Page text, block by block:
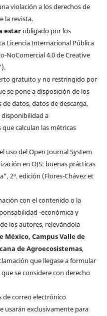
violación a los derechos de
la revista.
estarobligado por los
Licencia Internacional Pública
NoComercial 4.0 de Creative
gratuito y no restringido por
se pone a disposición de los
datos, datos de descarga,
disponibilidad a
calculan las métricas
uso del Open Journal System
en OJS: buenas prácticas
2ª. edición (Flores-Chávez et
con el contenido o la
-económica y
los autores, relevándola
México, Campus Valle de
de Agroecosistemas,
que llegase a formular
se considere con derecho
de correo electrónico
usarán exclusivamente para